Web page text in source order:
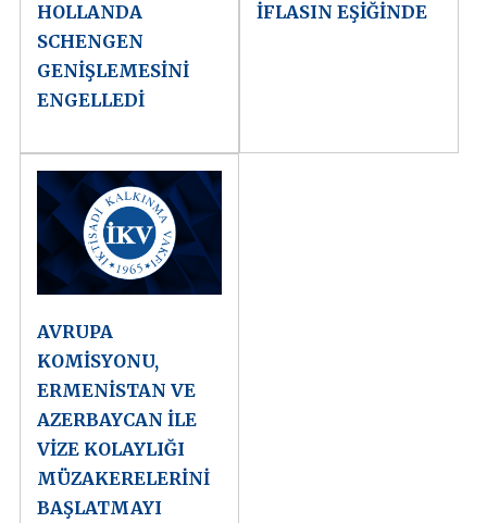
HOLLANDA
SCHENGEN
GENİŞLEMESİNİ
ENGELLEDİ
İFLASIN EŞİĞİNDE
AVRUPA
KOMİSYONU,
ERMENİSTAN VE
AZERBAYCAN İLE
VİZE KOLAYLIĞI
MÜZAKERELERİNİ
BAŞLATMAYI